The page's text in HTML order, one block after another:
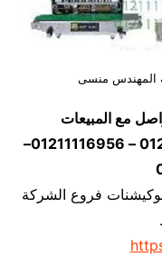
المهندس منسى
مع المبيعات
موبايل 01211116954 – 01211116955 – 01211116956–
فروع الشركة